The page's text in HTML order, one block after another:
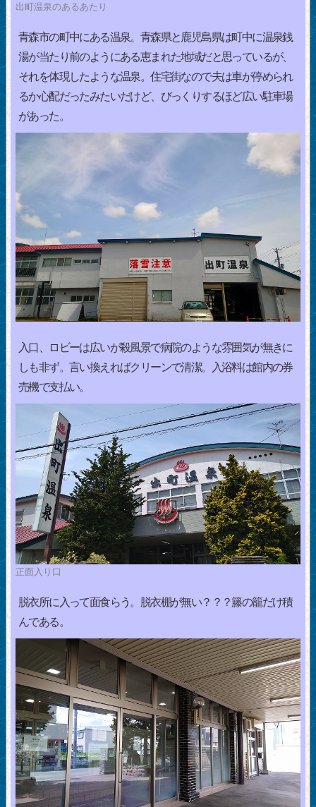
出町温泉のあるあたり
青森市の町中にある温泉。青森県と鹿児島県は町中に温泉銭
湯が当たり前のようにある恵まれた地域だと思っているが、
それを体現したような温泉。住宅街なので夫は車が停められ
るか心配だったみたいだけど、びっくりするほど広い駐車場
があった。
入口、ロビーは広いが殺風景で病院のような雰囲気が無きに
しも非ず。言い換えればクリーンで清潔。入浴料は館内の券
売機で支払い。
正面入り口
脱衣所に入って面食らう。脱衣棚が無い？？？籐の籠だけ積
んである。